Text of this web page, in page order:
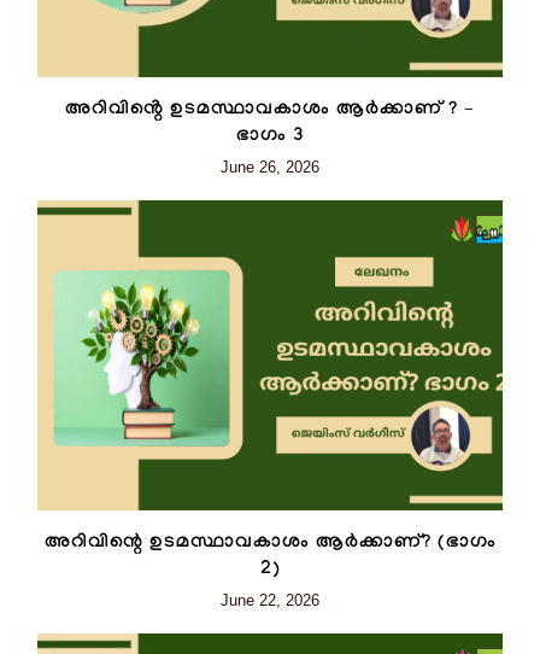
അറിവിൻ്റെ ഉടമസ്ഥാവകാശം ആർക്കാണ് ? –
ഭാഗം 3
June 26, 2026
അറിവിന്റെ ഉടമസ്ഥാവകാശം ആർക്കാണ്? (ഭാഗം
2)
June 22, 2026